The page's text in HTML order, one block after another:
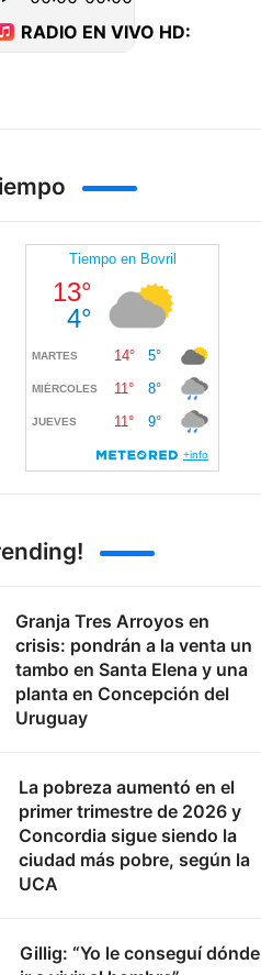
Granja Tres Arroyos en
crisis: pondrán a la venta un
tambo en Santa Elena y una
planta en Concepción del
Uruguay
La pobreza aumentó en el
primer trimestre de 2026 y
Concordia sigue siendo la
ciudad más pobre, según la
UCA
Gillig: “Yo le conseguí dónde